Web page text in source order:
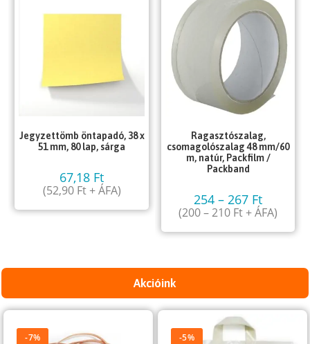
Jegyzettömb öntapadó, 38 x
51 mm, 80 lap, sárga
67,18 Ft
(52,90 Ft+ ÁFA)
Ragasztószalag,
csomagolószalag 48 mm/60
m, natúr, Packfilm /
Packband
254– 267 Ft
(200–210 Ft+ ÁFA)
Akcióink
-7% -5%